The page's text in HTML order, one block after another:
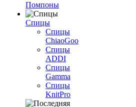
Помпоны
Спицы
Спицы
ChiaoGoo
Спицы
ADDI
Спицы
Gamma
Спицы
KnitPro